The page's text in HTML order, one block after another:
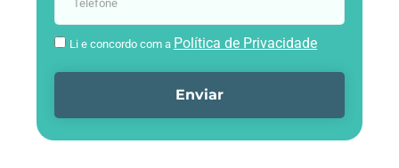
Li e concordo com a Política de Privacidade
Enviar